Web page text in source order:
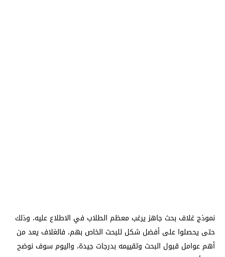
نموذج غلاف بحث جاهز يرغب معظم الطلاب في الاطلاع عليه، وذلك
حتى يحصلوا على أفضل شكل للبحث الخاص بهم، فالغلاف يعد من
أهم عوامل قبول البحث وتقييمه بدرجات جيدة، واليوم سوف نوضح